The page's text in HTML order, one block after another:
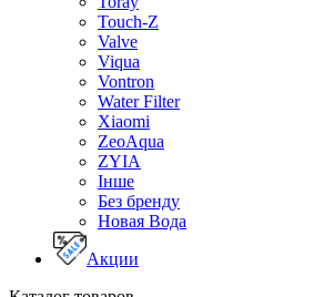
Touch-Z
Valve
Viqua
Vontron
Water Filter
Xiaomi
ZeoAqua
ZYIA
Інше
Без бренду
Новая Вода
Акции